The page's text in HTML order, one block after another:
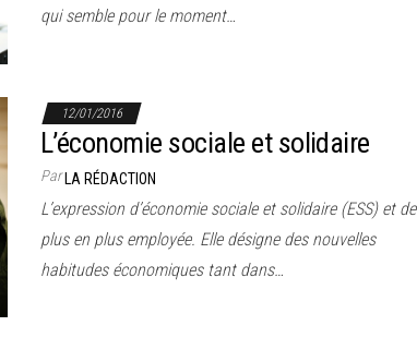
qui semble pour le moment…
12/01/2016
L’économie sociale et solidaire
ParLA RÉDACTION
L’expression d’économie sociale et solidaire (ESS) et de
plus en plus employée. Elle désigne des nouvelles
habitudes économiques tant dans…